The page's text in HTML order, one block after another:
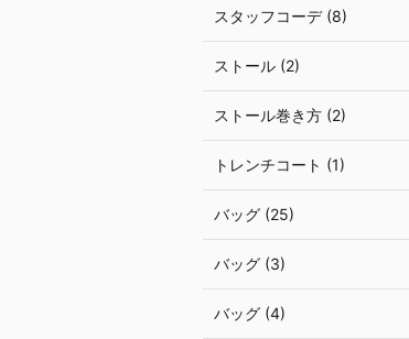
スタッフコーデ (8)
ストール (2)
ストール巻き方 (2)
トレンチコート (1)
バッグ (25)
バッグ (3)
バッグ (4)